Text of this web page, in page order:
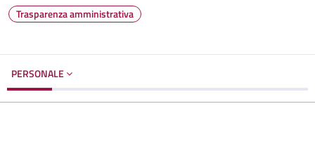
Trasparenza amministrativa
PERSONALE